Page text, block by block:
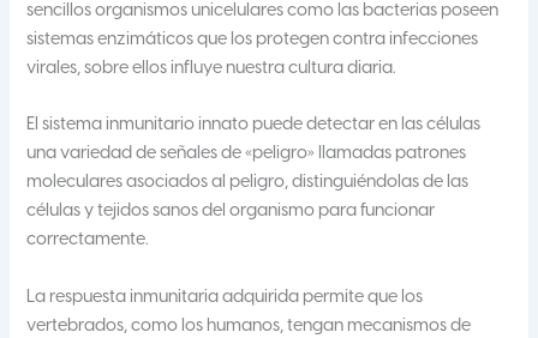
sencillos organismos unicelulares como las bacterias poseen
sistemas enzimáticos que los protegen contra infecciones
virales, sobre ellos influye nuestra cultura diaria.
El sistema inmunitario innato puede detectar en las células
una variedad de señales de «peligro» llamadas patrones
moleculares asociados al peligro, distinguiéndolas de las
células y tejidos sanos del organismo para funcionar
correctamente. ​
La respuesta inmunitaria adquirida permite que los
vertebrados, como los humanos, tengan mecanismos de